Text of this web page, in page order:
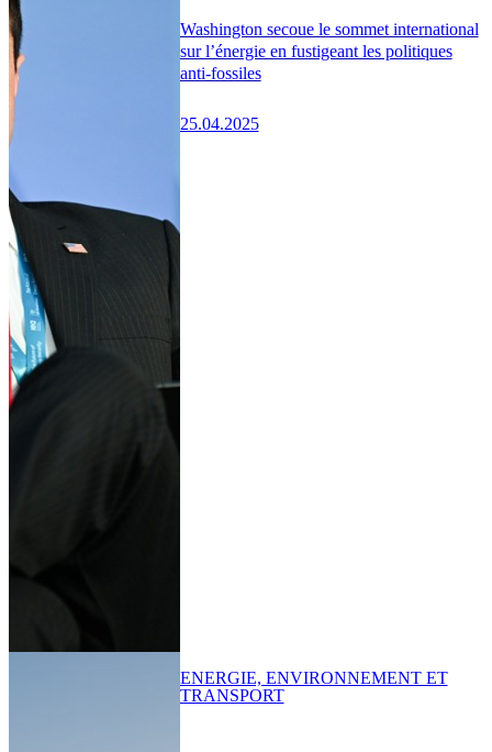
Washington secoue le sommet international
sur l’énergie en fustigeant les politiques
anti-fossiles
25.04.2025
ENERGIE, ENVIRONNEMENT ET
TRANSPORT